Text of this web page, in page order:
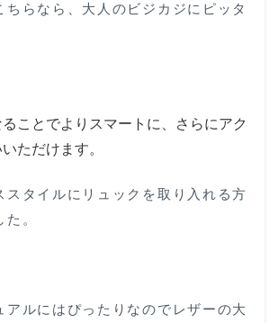
ちらなら、大人のビジカジにピッタ
ことでよりスマートに、さらにアク
ただけます。
スタイルにリュックを取り入れる方
。
アルにはぴったりなのでレザーの大